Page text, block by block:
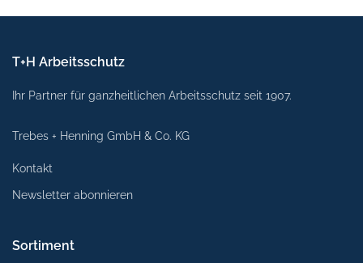
T+H Arbeitsschutz
Ihr Partner für ganzheitlichen Arbeitsschutz seit 1907.
Trebes + Henning GmbH & Co. KG
Kontakt
Newsletter abonnieren
Sortiment